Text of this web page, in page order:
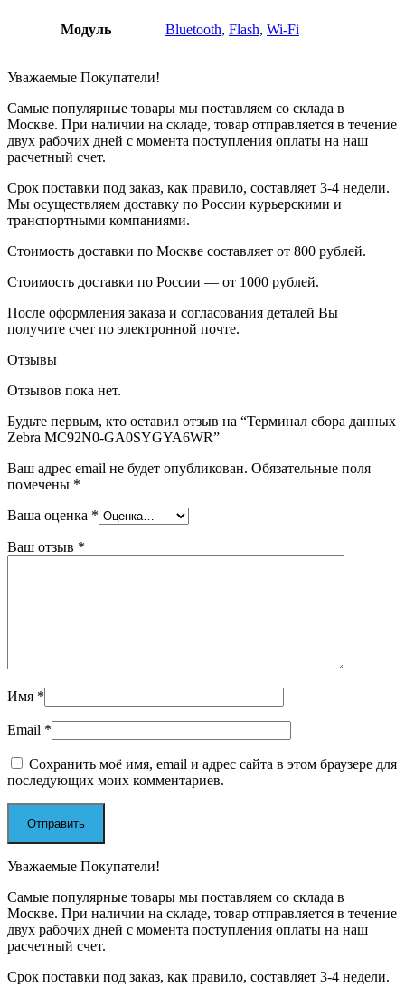
Модуль Bluetooth, Flash, Wi-Fi
Уважаемые Покупатели!
Самые популярные товары мы поставляем со склада в
Москве. При наличии на складе, товар отправляется в течение
двух рабочих дней с момента поступления оплаты на наш
расчетный счет.
Срок поставки под заказ, как правило, составляет 3-4 недели.
Мы осуществляем доставку по России курьерскими и
транспортными компаниями.
Стоимость доставки по Москве составляет от 800 рублей.
Стоимость доставки по России — от 1000 рублей.
После оформления заказа и согласования деталей Вы
получите счет по электронной почте.
Отзывы
Отзывов пока нет.
Будьте первым, кто оставил отзыв на “Терминал сбора данных
Zebra MC92N0-GA0SYGYA6WR”
Ваш адрес email не будет опубликован. Обязательные поля
помечены *
Ваша оценка *
Ваш отзыв *
Имя *
Email *
Сохранить моё имя, email и адрес сайта в этом браузере для
последующих моих комментариев.
Уважаемые Покупатели!
Самые популярные товары мы поставляем со склада в
Москве. При наличии на складе, товар отправляется в течение
двух рабочих дней с момента поступления оплаты на наш
расчетный счет.
Срок поставки под заказ, как правило, составляет 3-4 недели.